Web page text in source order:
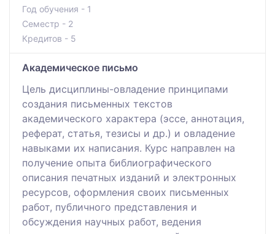
Год обучения - 1
Семестр - 2
Кредитов - 5
Академическое письмо
Цель дисциплины-овладение принципами
создания письменных текстов
академического характера (эссе, аннотация,
реферат, статья, тезисы и др.) и овладение
навыками их написания. Курс направлен на
получение опыта библиографического
описания печатных изданий и электронных
ресурсов, оформления своих письменных
работ, публичного представления и
обсуждения научных работ, ведения